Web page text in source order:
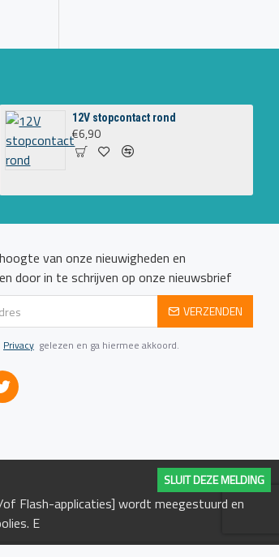
12V stopcontact rond
€6,90
van onze nieuwigheden en
door in te schrijven op onze nieuwsbrief
VERZENDEN
Privacy gelezen en ga hiermee akkoord.
SLUIT DEZE MELDING
of Flash-applicaties] wordt meegestuurd en
E